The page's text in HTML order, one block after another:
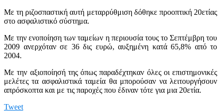
Με τη ριζοσπαστική αυτή μεταρρύθμιση δόθηκε προοπτική 20ετίας
στο ασφαλιστικό σύστημα.
Με την ενοποίηση των ταμείων η περιουσία τους το Σεπτέμβρη του
2009 ανερχόταν σε 36 δις ευρώ, αυξημένη κατά 65,8% από το
2004.
Με την αξιοποίησή της όπως παραδέχτηκαν όλες οι επιστημονικές
μελέτες τα ασφαλιστικά ταμεία θα μπορούσαν να λειτουργήσουν
απρόσκοπτα και με τις παροχές που έδιναν τότε για μια 20ετία.
Tweet